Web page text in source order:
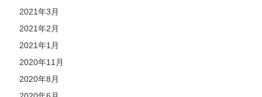
2021年3月
2021年2月
2021年1月
2020年11月
2020年8月